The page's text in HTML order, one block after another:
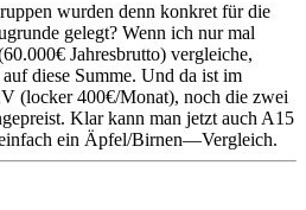
wurden denn konkret für die
gelegt? Wenn ich nur mal
Jahresbrutto) vergleiche,
diese Summe. Und da ist im
(locker 400€/Monat), noch die zwei
Klar kann man jetzt auch A15
ein Äpfel/Birnen—Vergleich.